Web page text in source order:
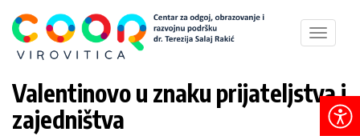
Toggle
Valentinovo u znaku prijateljstva i
zajedništva